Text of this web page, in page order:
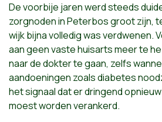
De voorbije jaren werd steeds
zorgnoden in Peterbos groot zijn,
wijk bijna volledig was verdwenen.
aan geen vaste huisarts meer te
naar de dokter te gaan, zelfs
aandoeningen zoals diabetes
het signaal dat er dringend
moest worden verankerd.